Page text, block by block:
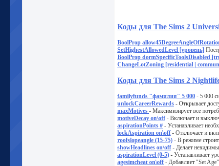
Коды для The Sims 2
BoolProp
SetHighestAllowedLevel [уровень]
BoolProp dormSpecificToolsDisabled
ChangeLotZoning [residential |
Коды для The Sims 2
familyfunds "фамилия" 5 000 - 5 000
unlockCareerRewards - Открывает
maxMotives - Максимизирует все
motiveDecay on\off - Включает и
aspirationPoints # - Устанавливает
lockAspiration on\off - Отключает и
roofslopeangle (15-75) - В режиме
showHeadlines on\off - Делает
aspirationLevel (0-5) - Устанавливает
agesimcheat on\off - Добавляет "Set